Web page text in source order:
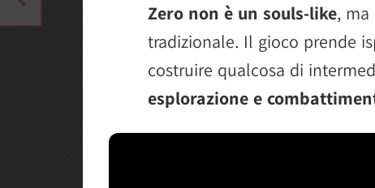
Zero non è un souls-like, ma
tradizionale. Il gioco prende
costruire qualcosa di
esplorazione e